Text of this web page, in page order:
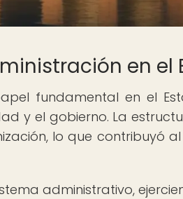
en el
fundamental en el
y el gobierno. La
lo que contribuyó
administrativo,